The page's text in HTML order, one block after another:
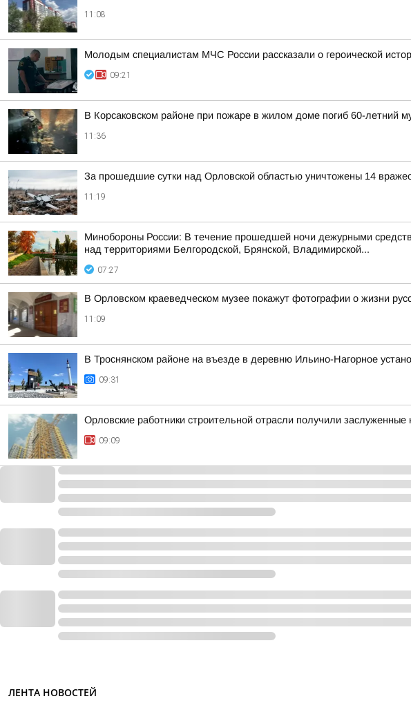
11:08
Молодым специалистам МЧС России рассказали о героической
09:21
В Корсаковском районе при пожаре в жилом доме погиб 60-летний
11:36
За прошедшие сутки над Орловской областью уничтожены 14
11:19
Минобороны России: В течение прошедшей ночи дежурными
над территориями Белгородской, Брянской, Владимирской...
07:27
В Орловском краеведческом музее покажут фотографии о жизни
11:09
В Троснянском районе на въезде в деревню Ильино-Нагорное
09:31
Орловские работники строительной отрасли получили заслуженные
09:09
ЛЕНТА НОВОСТЕЙ